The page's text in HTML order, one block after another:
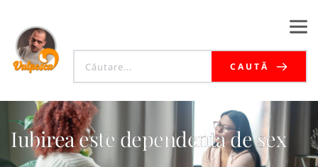
CAUTĂ
Iubirea este dependenta de sex